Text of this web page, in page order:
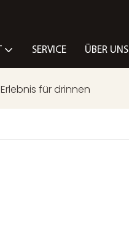
SERVICE ÜBER UNS
für drinnen